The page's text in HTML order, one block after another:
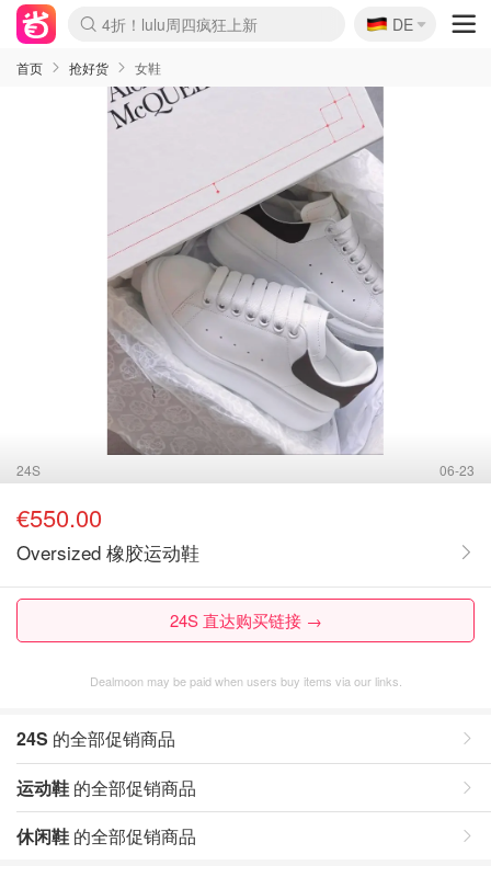
Boticinal 夏促开抢！
4折！lulu周四疯狂上新
还没结束！&OtherStories大促
Joybuy变相75折 随时失效
速领！Stanley独家85折
疑似霸哥！Camper额外叠85折
Zalando 奥莱闪促！每日更新
Moncler反季囤！5折起+叠9折
Coach Brooklyn仅€192
🇩🇪
DE
首页 抢好货 女鞋
24S 06-23
€550.00
Oversized 橡胶运动鞋
24S 直达购买链接 →
Dealmoon may be paid when users buy items via our links.
24S 的全部促销商品
运动鞋 的全部促销商品
休闲鞋 的全部促销商品